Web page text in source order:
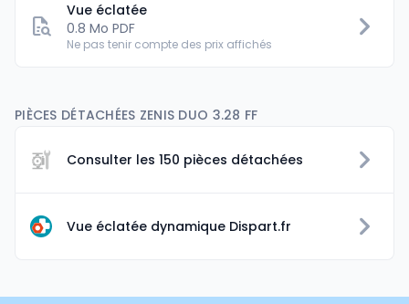
Vue éclatée
0.8 Mo PDF
Ne pas tenir compte des prix affichés
PIÈCES DÉTACHÉES ZENIS DUO 3.28 FF
Consulter les 150 pièces détachées
Vue éclatée dynamique Dispart.fr